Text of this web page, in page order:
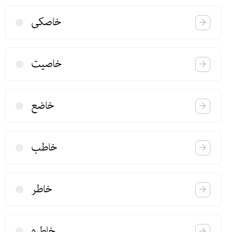
خاصكی
خاصیت
خاضع
خاطب
خاطر